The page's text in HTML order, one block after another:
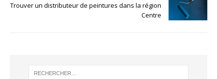
Trouver un distributeur de peintures dans la région
Centre